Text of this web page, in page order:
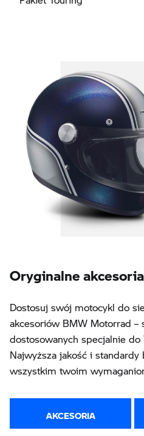
Oryginalne
Dostosuj swój motocykl do
akcesoriów BMW Motorrad
dostosowanych specjalnie
Najwyższa jakość i
wszystkim twoim
AKCESORIA